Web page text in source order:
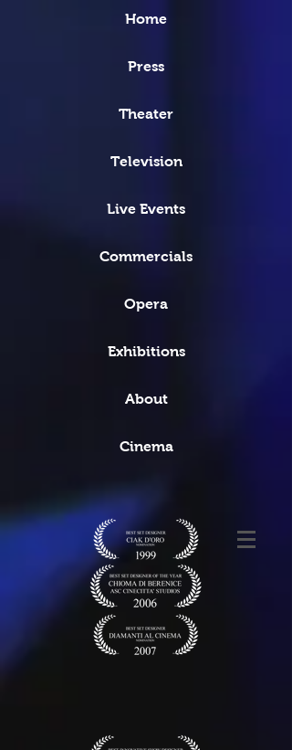
Home
Press
Theater
Television
Live Events
Commercials
Opera
Exhibitions
About
Cinema